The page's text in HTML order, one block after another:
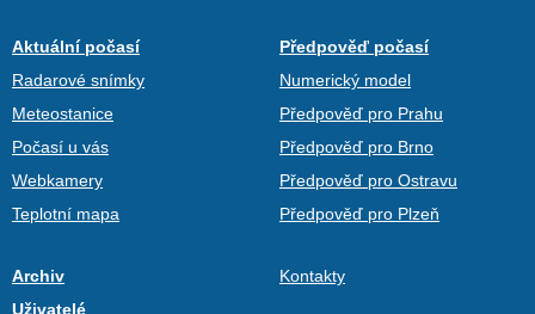
Aktuální počasí
Radarové snímky
Meteostanice
Počasí u vás
Webkamery
Teplotní mapa
Předpověď počasí
Numerický model
Předpověď pro Prahu
Předpověď pro Brno
Předpověď pro Ostravu
Předpověď pro Plzeň
Archiv
Uživatelé
Kontakty